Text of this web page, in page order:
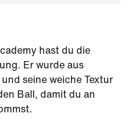
hast du die
Er wurde aus
seine weiche Textur
Ball, damit du an